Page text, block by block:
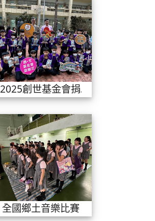
2025創世基金會捐助活動
全國鄉土音樂
全國鄉土音樂比賽